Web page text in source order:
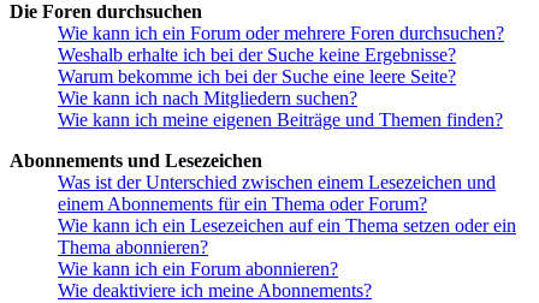
Die Foren durchsuchen
Wie kann ich ein Forum oder mehrere Foren durchsuchen?
Weshalb erhalte ich bei der Suche keine Ergebnisse?
Warum bekomme ich bei der Suche eine leere Seite?
Wie kann ich nach Mitgliedern suchen?
Wie kann ich meine eigenen Beiträge und Themen finden?
Abonnements und Lesezeichen
Was ist der Unterschied zwischen einem Lesezeichen und
einem Abonnements für ein Thema oder Forum?
Wie kann ich ein Lesezeichen auf ein Thema setzen oder ein
Thema abonnieren?
Wie kann ich ein Forum abonnieren?
Wie deaktiviere ich meine Abonnements?